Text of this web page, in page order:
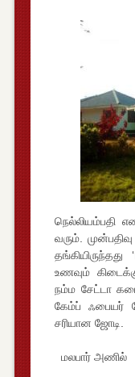
நெல்லியம்பதி
வரும்.
உணவும்
நம்ம சேட்டா
கேம்ப் ஃபையர்
சரியான ஜோடி.
மலபார் அணில்